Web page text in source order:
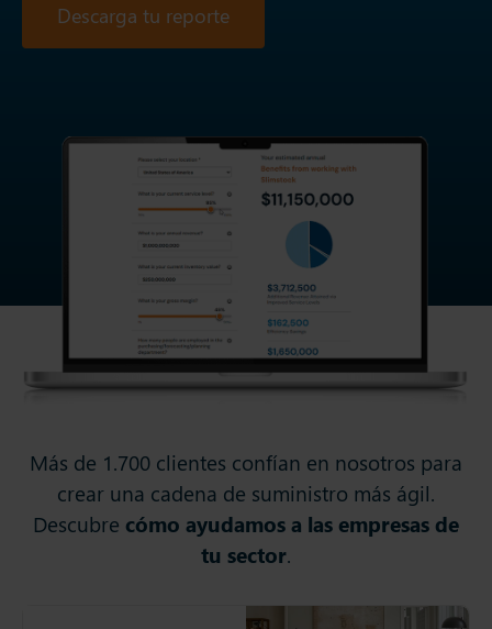
Descarga tu reporte
Más de 1.700 clientes confían en nosotros para
crear una cadena de suministro más ágil.
Descubre cómo ayudamos a las empresas de
tu sector.